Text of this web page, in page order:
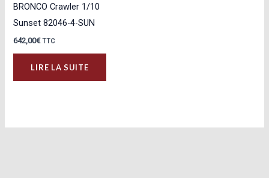
BRONCO Crawler 1/10
Sunset 82046-4-SUN
642,00€ TTC
LIRE LA SUITE